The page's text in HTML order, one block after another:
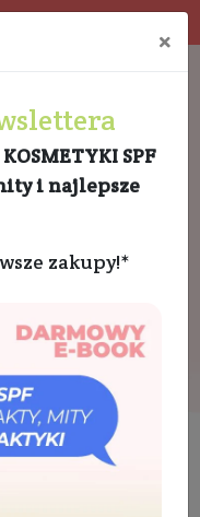
×
KOSMETYKI SPF
i najlepsze
zakupy!*